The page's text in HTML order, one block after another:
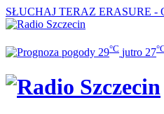
SŁUCHAJ TERAZ ERASURE -
29°C jutro 27